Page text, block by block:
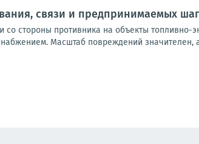
связи и предпринимаемых
стороны противника на объекты топливно-
Масштаб повреждений значителен,